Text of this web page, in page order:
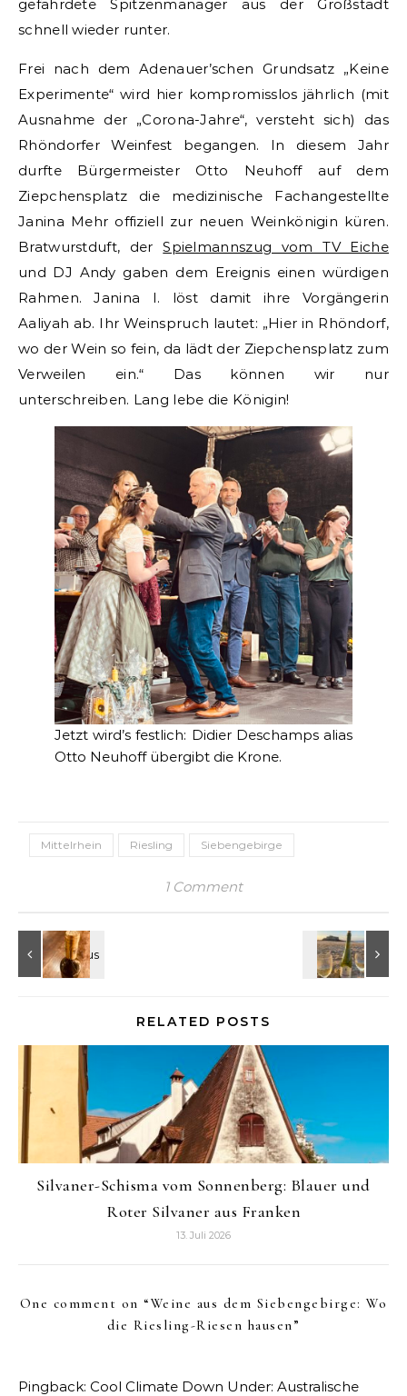
gefährdete Spitzenmanager aus der Großstadt
schnell wieder runter.
Frei nach dem Adenauer’schen Grundsatz „Keine
Experimente“ wird hier kompromisslos jährlich (mit
Ausnahme der „Corona-Jahre“, versteht sich) das
Rhöndorfer Weinfest begangen. In diesem Jahr
durfte Bürgermeister Otto Neuhoff auf dem
Ziepchensplatz die medizinische Fachangestellte
Janina Mehr offiziell zur neuen Weinkönigin küren.
Bratwurstduft, derSpielmannszug vom TV Eiche
und DJ Andy gaben dem Ereignis einen würdigen
Rahmen. Janina I. löst damit ihre Vorgängerin
Aaliyah ab. Ihr Weinspruch lautet: „Hier in Rhöndorf,
wo der Wein so fein, da lädt der Ziepchensplatz zum
Verweilen ein.“ Das können wir nur
unterschreiben. Lang lebe die Königin!
Jetzt wird’s festlich: Didier Deschamps alias
Otto Neuhoff übergibt die Krone.
Mittelrhein Riesling Siebengebirge
1 Comment
RELATED POSTS
Silvaner-Schisma vom Sonnenberg: Blauer und
Roter Silvaner aus Franken
13. Juli 2026
One comment on “Weine aus dem Siebengebirge: Wo
die Riesling-Riesen hausen”
Pingback: Cool Climate Down Under: Australische